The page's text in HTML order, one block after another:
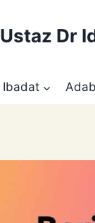
Ustaz Dr
Ibadat Adab